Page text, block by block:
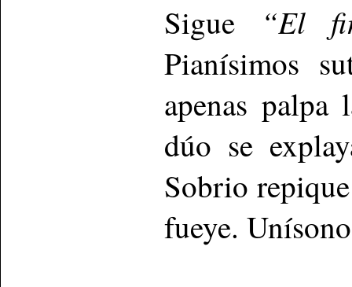
Sigue “El
Pianísimos
apenas
dúo se
Sobrio
fueye.